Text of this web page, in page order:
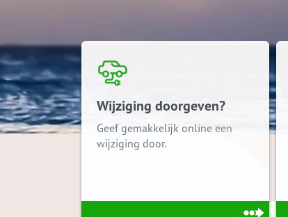
Wijziging doorgeven?
Geef gemakkelijk online een
wijziging door.